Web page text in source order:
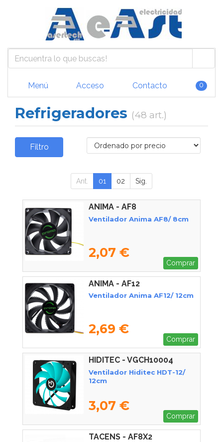
Menú Acceso Contacto 0
Refrigeradores (48 art.)
Filtro
Ant. 01 02 Sig.
ANIMA - AF8
Ventilador Anima AF8/ 8cm
2,07 €
Comprar
ANIMA - AF12
Ventilador Anima AF12/ 12cm
2,69 €
Comprar
HIDITEC - VGCH10004
Ventilador Hiditec HDT-12/
12cm
3,07 €
Comprar
TACENS - AF8X2